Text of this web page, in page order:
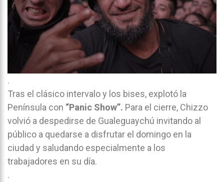
.
Tras el clásico intervalo y los bises, explotó la
Península con “Panic Show”. Para el cierre, Chizzo
volvió a despedirse de Gualeguaychú invitando al
público a quedarse a disfrutar el domingo en la
ciudad y saludando especialmente a los
trabajadores en su día.
.